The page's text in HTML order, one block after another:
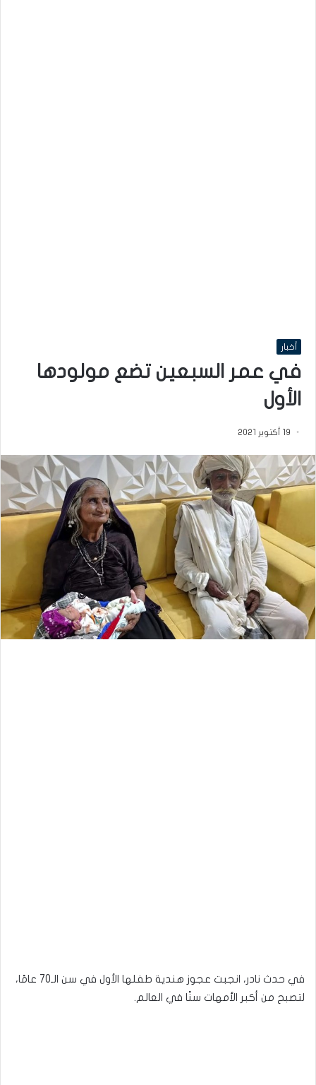
أخبار
في عمر السبعين تضع مولودها
الأول
19 أكتوبر 2021
في حدث نادر، انجبت عجوز هندية طفلها الأول في سن الـ70 عامًا،
لتصبح من أكبر الأمهات سنًا في العالم.